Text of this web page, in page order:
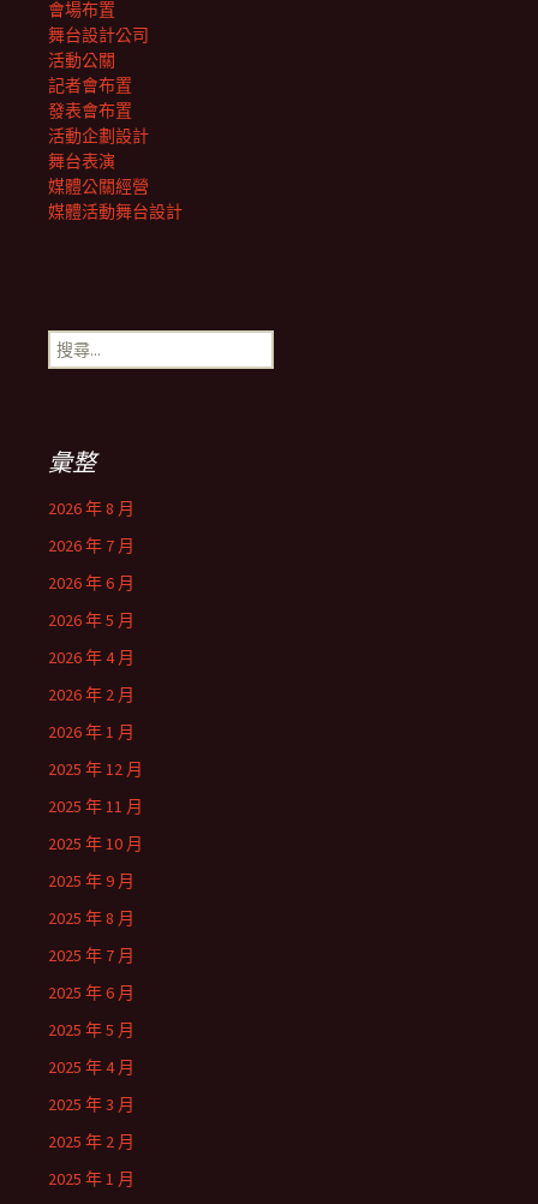
會場布置
舞台設計公司
活動公關
記者會布置
發表會布置
活動企劃設計
舞台表演
媒體公關經營
媒體活動舞台設計
搜
尋
彙整
2026 年 8 月
2026 年 7 月
2026 年 6 月
2026 年 5 月
2026 年 4 月
2026 年 2 月
2026 年 1 月
2025 年 12 月
2025 年 11 月
2025 年 10 月
2025 年 9 月
2025 年 8 月
2025 年 7 月
2025 年 6 月
2025 年 5 月
2025 年 4 月
2025 年 3 月
2025 年 2 月
2025 年 1 月